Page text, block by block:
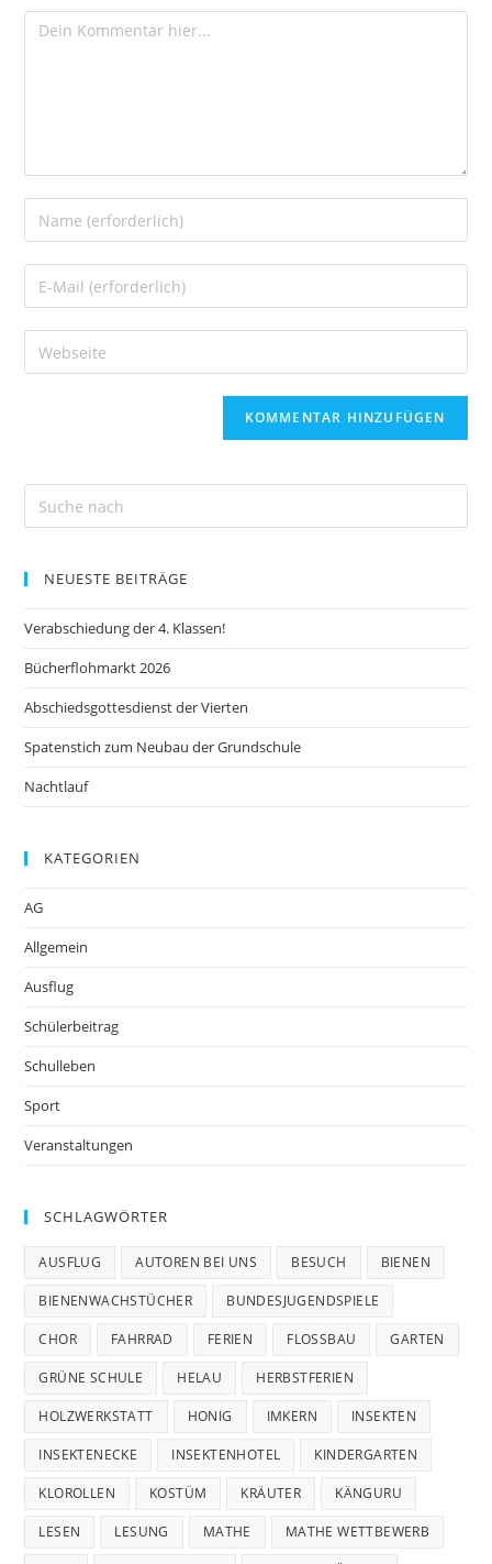
NEUESTE BEITRÄGE
Verabschiedung der 4. Klassen!
Bücherflohmarkt 2026
Abschiedsgottesdienst der Vierten
Spatenstich zum Neubau der Grundschule
Nachtlauf
KATEGORIEN
AG
Allgemein
Ausflug
Schülerbeitrag
Schulleben
Sport
Veranstaltungen
SCHLAGWÖRTER
AUSFLUG AUTOREN BEI UNS BESUCH BIENEN
BIENENWACHSTÜCHER BUNDESJUGENDSPIELE
CHOR FAHRRAD FERIEN FLOSSBAU GARTEN
GRÜNE SCHULE HELAU HERBSTFERIEN
HOLZWERKSTATT HONIG IMKERN INSEKTEN
INSEKTENECKE INSEKTENHOTEL KINDERGARTEN
KLOROLLEN KOSTÜM KRÄUTER KÄNGURU
LESEN LESUNG MATHE MATHE WETTBEWERB